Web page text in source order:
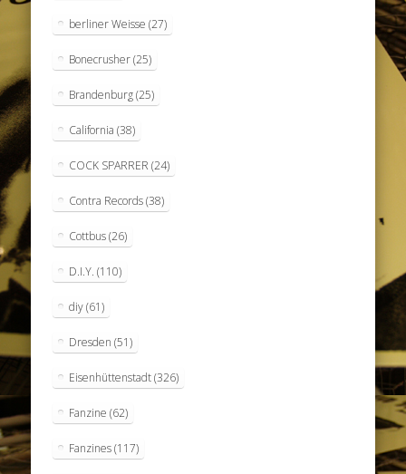
berliner Weisse (27)
Bonecrusher(25)
Brandenburg(25)
California (38)
COCK SPARRER (24)
Contra Records(38)
Cottbus(26)
D.I.Y. (110)
diy(61)
Dresden (51)
Eisenhüttenstadt(326)
Fanzine (62)
Fanzines(117)